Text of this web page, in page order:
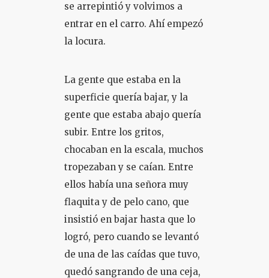
se arrepintió y volvimos a
entrar en el carro. Ahí empezó
la locura.
La gente que estaba en la
superficie quería bajar, y la
gente que estaba abajo quería
subir. Entre los gritos,
chocaban en la escala, muchos
tropezaban y se caían. Entre
ellos había una señora muy
flaquita y de pelo cano, que
insistió en bajar hasta que lo
logró, pero cuando se levantó
de una de las caídas que tuvo,
quedó sangrando de una ceja,